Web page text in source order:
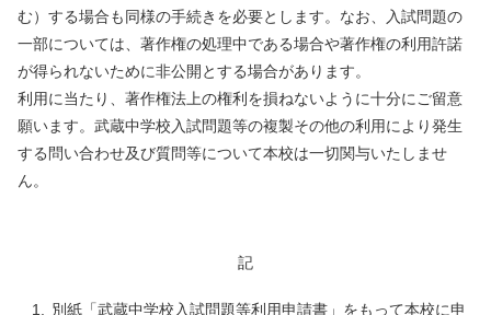
む）する場合も同様の手続きを必要とします。なお、入試問題の
一部については、著作権の処理中である場合や著作権の利用許諾
が得られないために非公開とする場合があります。
利用に当たり、著作権法上の権利を損ねないように十分にご留意
願います。武蔵中学校入試問題等の複製その他の利用により発生
する問い合わせ及び質問等について本校は一切関与いたしませ
ん。
記
別紙「武蔵中学校入試問題等利用申請書」をもって本校に申